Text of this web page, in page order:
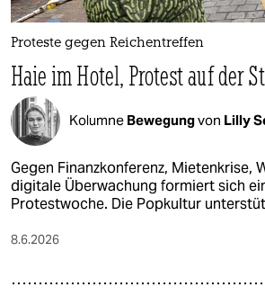
Proteste gegen Reichentreffen
Haie im Hotel, Protest auf der
Kolumne Bewegungvon Lilly
Gegen Finanzkonferenz, Mietenkrise,
digitale Überwachung formiert sich
Protestwoche. Die Popkultur
8.6.2026